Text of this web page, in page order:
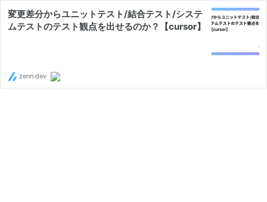
変更差分からユニットテスト/結合テスト/システ
ムテストのテスト観点を出せるのか？【cursor】
zenn.dev